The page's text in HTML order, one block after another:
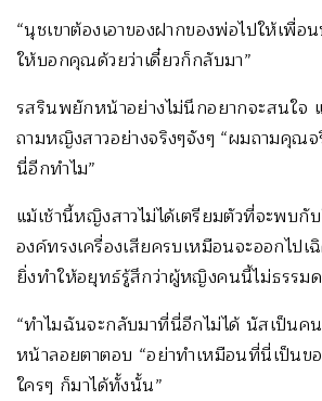
“นุชเขาต้องเอาของฝากของพ่อไปให้เพื่อ
ให้บอกคุณด้วยว่าเดี๋ยวก็กลับมา”
รสรินพยักหน้าอย่างไม่นึกอยากจะสนใจ
ถามหญิงสาวอย่างจริงๆจังๆ “ผมถามคุณ
นี่อีกทำไม”
แม้เช้านี้หญิงสาวไม่ได้เตรียมตัวที่จะพบกั
องค์ทรงเครื่องเสียครบเหมือนจะออกไป
ยิ่งทำให้อยุทธ์รู้สึกว่าผู้หญิงคนนี้ไม่ธรรมด
“ทำไมฉันจะกลับมาที่นี่อีกไม่ได้ นัสเป็น
หน้าลอยตาตอบ “อย่าทำเหมือนที่นี่เป็นข
ใครๆ ก็มาได้ทั้งนั้น”